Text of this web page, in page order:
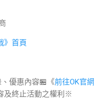
》首頁
優惠內容🏪《前往OK官網
及終止活動之權利※